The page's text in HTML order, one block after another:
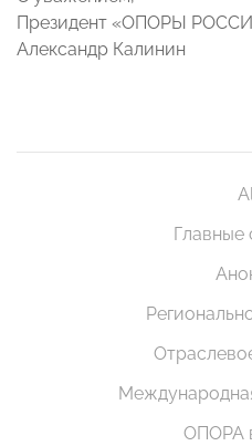
Президент «ОПОРЫ
Александр Калинин
Главные
ОПОРА